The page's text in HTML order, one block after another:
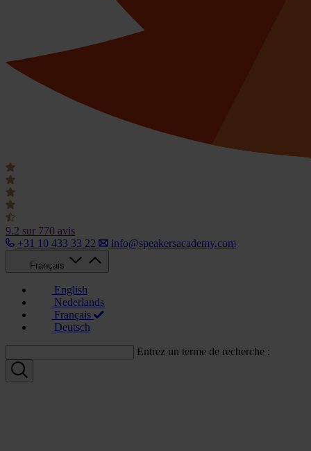
9.2 sur 770 avis
+31 10 433 33 22
info@speakersacademy.com
Français
English
Nederlands
Français
Deutsch
Entrez un terme de recherche :